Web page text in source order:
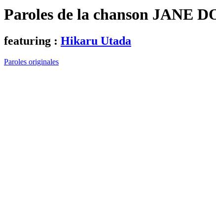
Paroles de la chanson JANE
featuring : Hikaru Utada
Paroles originales